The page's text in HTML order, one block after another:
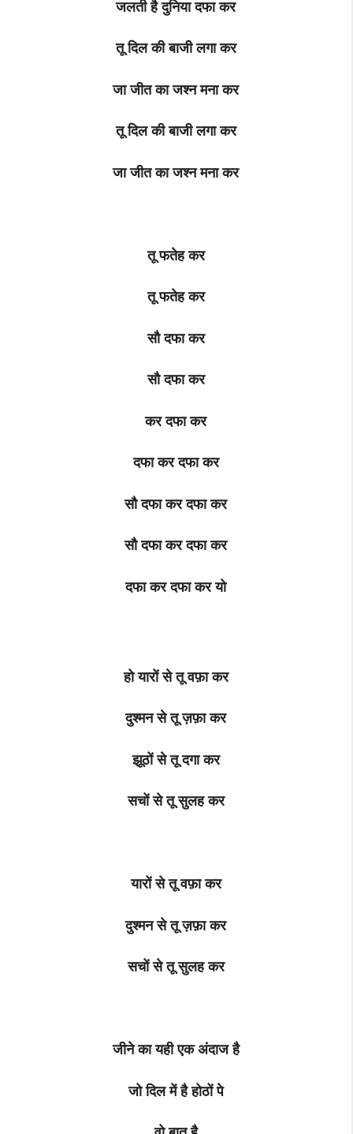
जलती है दुनिया दफा कर
तू दिल की बाजी लगा कर
जा जीत का जश्न मना कर
तू दिल की बाजी लगा कर
जा जीत का जश्न मना कर
तू फतेह कर
तू फतेह कर
सौ दफा कर
सौ दफा कर
कर दफा कर
दफा कर दफा कर
सौ दफा कर दफा कर
सौ दफा कर दफा कर
दफा कर दफा कर यो
हो यारों से तू वफ़ा कर
दुश्मन से तू ज़फ़ा कर
झूठों से तू दगा कर
सचों से तू सुलह कर
यारों से तू वफ़ा कर
दुश्मन से तू ज़फ़ा कर
सचों से तू सुलह कर
जीने का यही एक अंदाज है
जो दिल में है होठों पे